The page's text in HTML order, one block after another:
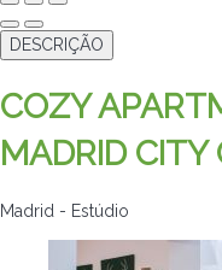
DESCRIÇÃO
COZY
MADRID CITY
Madrid - Estúdio